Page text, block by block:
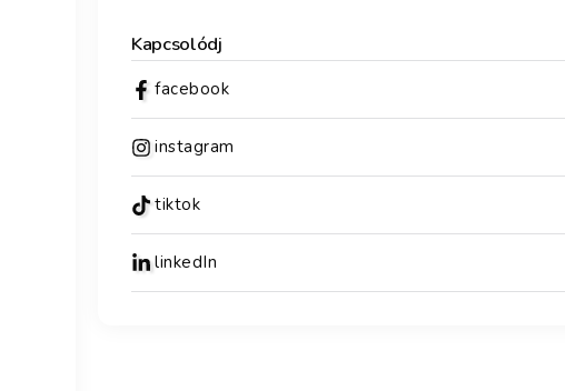
Kapcsolódj
facebook
instagram
tiktok
linkedIn